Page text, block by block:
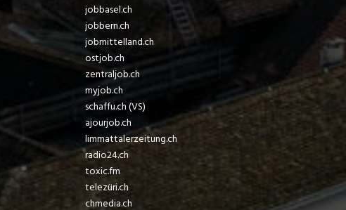
jobbasel.ch
jobbern.ch
jobmittelland.ch
ostjob.ch
zentraljob.ch
myjob.ch
schaffu.ch (VS)
ajourjob.ch
limmattalerzeitung.ch
radio24.ch
toxic.fm
telezüri.ch
chmedia.ch